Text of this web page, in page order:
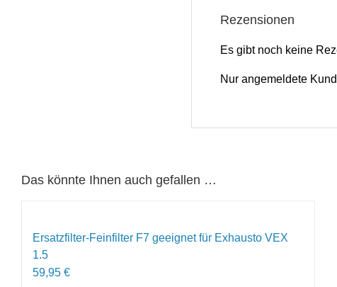
Rezensionen
Es gibt noch keine
Nur angemeldete
Das könnte Ihnen auch gefallen …
Ersatzfilter-Feinfilter F7 geeignet für Exhausto VEX
1.5
59,95 €